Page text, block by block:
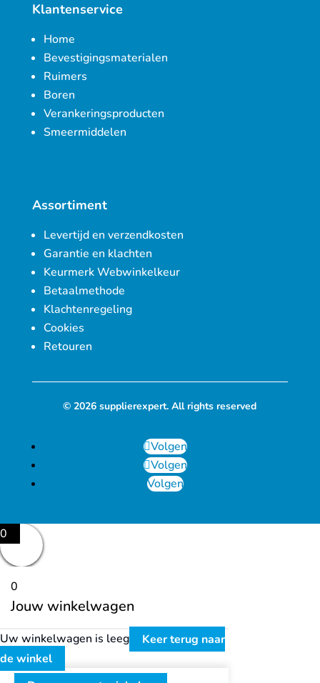
Klantenservice
Home
Bevestigingsmaterialen
Ruimers
Boren
Verankeringsproducten
Smeermiddelen
Assortiment
Levertijd en verzendkosten
Garantie en klachten
Keurmerk Webwinkelkeur
Betaalmethode
Klachtenregeling
Cookies
Retouren
© 2026 supplierexpert. All rights reserved
Volgen
Volgen
Volgen
0
0
Jouw winkelwagen
Uw winkelwagen is leeg
Keer terug naar
de winkel